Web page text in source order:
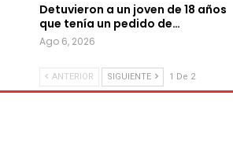
Detuvieron a un joven de 18 años
que tenía un pedido de…
Ago 6, 2026
ANTERIOR SIGUIENTE 1 De 2